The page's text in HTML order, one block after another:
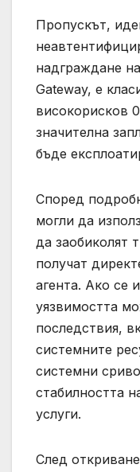
Пропускът,
надграждане
Gateway, е
високорисков
значителна
бъде
Според
могли да
да заобиколят
получат
агента. Ако се
уязвимостта
последствия,
системните
системни
стабилността
услуги.
След